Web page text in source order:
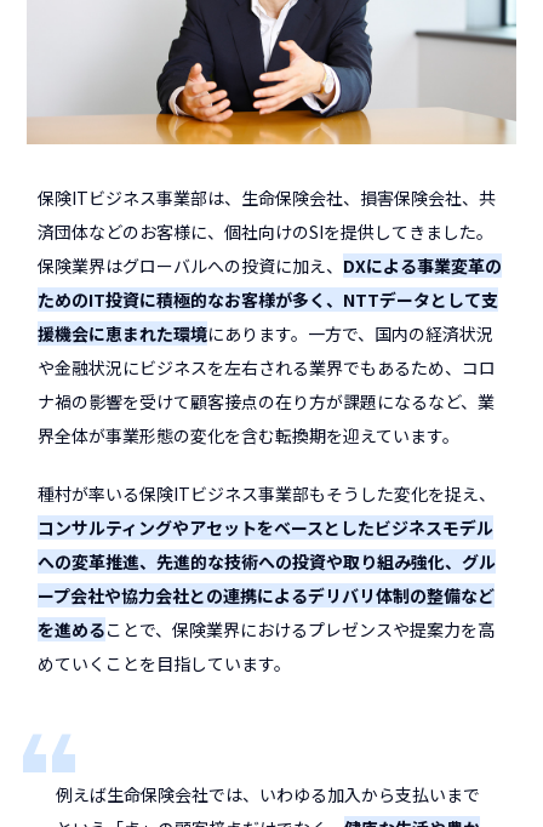
保険ITビジネス事業部は、生命保険会社、損害保険会社、共
済団体などのお客様に、個社向けのSIを提供してきました。
保険業界はグローバルへの投資に加え、 DXによる事業変革の
ためのIT投資に積極的なお客様が多く、NTTデータとして支
援機会に恵まれた環境にあります。一方で、国内の経済状況
や金融状況にビジネスを左右される業界でもあるため、コロ
ナ禍の影響を受けて顧客接点の在り方が課題になるなど、業
界全体が事業形態の変化を含む転換期を迎えています。
種村が率いる保険ITビジネス事業部もそうした変化を捉え、
コンサルティングやアセットをベースとしたビジネスモデル
への変革推進、先進的な技術への投資や取り組み強化、グル
ープ会社や協力会社との連携によるデリバリ体制の整備など
を進めることで、保険業界におけるプレゼンスや提案力を高
めていくことを目指しています。
例えば生命保険会社では、いわゆる加入から支払いまで